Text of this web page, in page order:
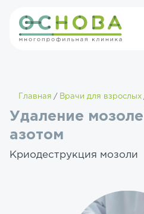
Главная Врачи для взрослых
Удаление
азотом
Криодеструкция мозоли